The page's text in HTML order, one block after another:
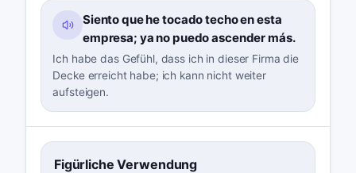
Siento que he tocado techo en esta
empresa; ya no puedo ascender más.
Ich habe das Gefühl, dass ich in dieser Firma die
Decke erreicht habe; ich kann nicht weiter
aufsteigen.
Figürliche Verwendung